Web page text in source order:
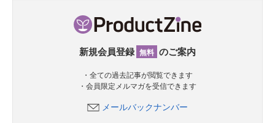
新規会員登録 無料 のご案内
・全ての過去記事が閲覧できます
・会員限定メルマガを受信できます
メールバックナンバー